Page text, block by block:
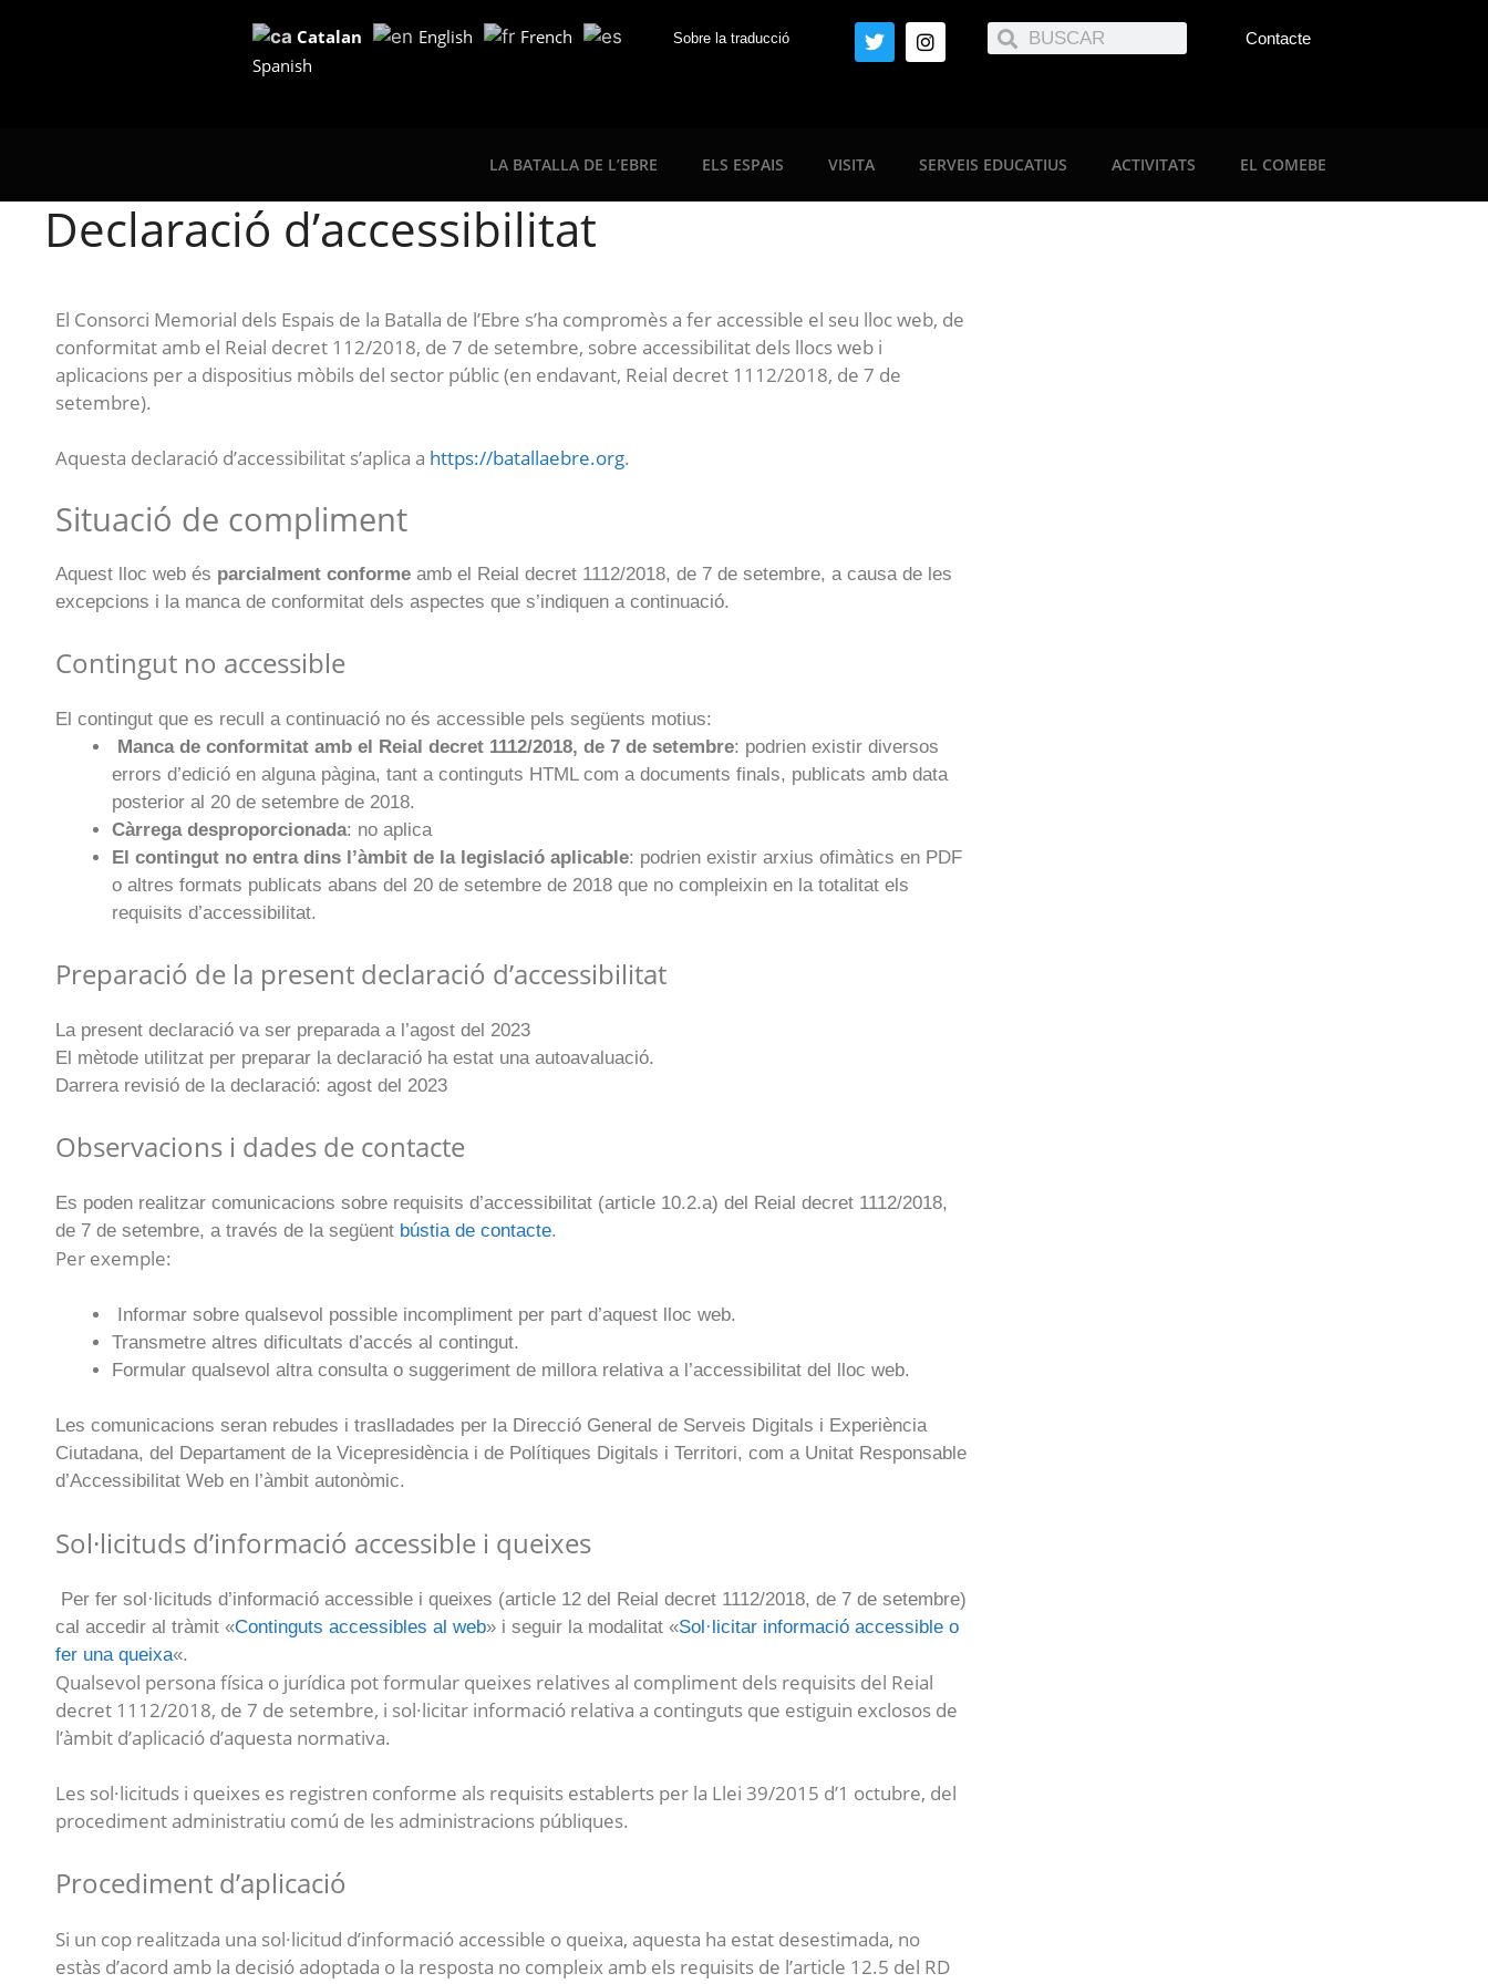
Catalan English
French
Spanish
Sobre la traducció Contacte
LA BATALLA DE L’EBRE ELS ESPAIS VISITA SERVEIS EDUCATIUS ACTIVITATS EL COMEBE
Declaració d’accessibilitat
El Consorci Memorial dels Espais de la Batalla de l’Ebre s’ha compromès a fer accessible el seu lloc web, de
conformitat amb el Reial decret 112/2018, de 7 de setembre, sobre accessibilitat dels llocs web i
aplicacions per a dispositius mòbils del sector públic (en endavant, Reial decret 1112/2018, de 7 de
setembre).
Aquesta declaració d’accessibilitat s’aplica a https://batallaebre.org.
Situació de compliment
Aquest lloc web és parcialment conforme amb el Reial decret 1112/2018, de 7 de setembre, a causa de les
excepcions i la manca de conformitat dels aspectes que s’indiquen a continuació.
Contingut no accessible
El contingut que es recull a continuació no és accessible pels següents motius:
Manca de conformitat amb el Reial decret 1112/2018, de 7 de setembre: podrien existir diversos
errors d’edició en alguna pàgina, tant a continguts HTML com a documents finals, publicats amb data
posterior al 20 de setembre de 2018.
Càrrega desproporcionada: no aplica
El contingut no entra dins l’àmbit de la legislació aplicable: podrien existir arxius ofimàtics en PDF
o altres formats publicats abans del 20 de setembre de 2018 que no compleixin en la totalitat els
requisits d’accessibilitat.
Preparació de la present declaració d’accessibilitat
La present declaració va ser preparada a l’agost del 2023
El mètode utilitzat per preparar la declaració ha estat una autoavaluació.
Darrera revisió de la declaració: agost del 2023
Observacions i dades de contacte
Es poden realitzar comunicacions sobre requisits d’accessibilitat (article 10.2.a) del Reial decret 1112/2018,
de 7 de setembre, a través de la següent bústia de contacte.
Per exemple:
Informar sobre qualsevol possible incompliment per part d’aquest lloc web.
Transmetre altres dificultats d’accés al contingut.
Formular qualsevol altra consulta o suggeriment de millora relativa a l’accessibilitat del lloc web.
Les comunicacions seran rebudes i traslladades per la Direcció General de Serveis Digitals i Experiència
Ciutadana, del Departament de la Vicepresidència i de Polítiques Digitals i Territori, com a Unitat Responsable
d’Accessibilitat Web en l’àmbit autonòmic.
Sol·licituds d’informació accessible i queixes
Per fer sol·licituds d’informació accessible i queixes (article 12 del Reial decret 1112/2018, de 7 de setembre)
cal accedir al tràmit «Continguts accessibles al web» i seguir la modalitat «Sol·licitar informació accessible o
fer una queixa«.
Qualsevol persona física o jurídica pot formular queixes relatives al compliment dels requisits del Reial
decret 1112/2018, de 7 de setembre, i sol·licitar informació relativa a continguts que estiguin exclosos de
l’àmbit d’aplicació d’aquesta normativa.
Les sol·licituds i queixes es registren conforme als requisits establerts per la Llei 39/2015 d’1 octubre, del
procediment administratiu comú de les administracions públiques.
Procediment d’aplicació
Si un cop realitzada una sol·licitud d’informació accessible o queixa, aquesta ha estat desestimada, no
estàs d’acord amb la decisió adoptada o la resposta no compleix amb els requisits de l’article 12.5 del RD